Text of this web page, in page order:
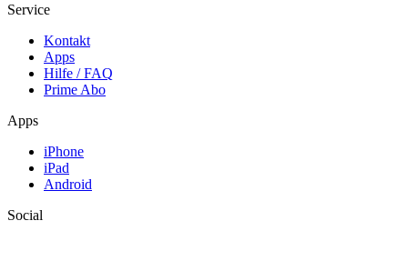
Service
Kontakt
Apps
Hilfe / FAQ
Prime Abo
Apps
iPhone
iPad
Android
Social